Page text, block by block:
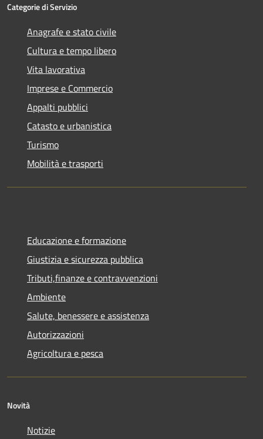
Categorie di Servizio
Anagrafe e stato civile
Cultura e tempo libero
Vita lavorativa
Imprese e Commercio
Appalti pubblici
Catasto e urbanistica
Turismo
Mobilità e trasporti
Educazione e formazione
Giustizia e sicurezza pubblica
Tributi,finanze e contravvenzioni
Ambiente
Salute, benessere e assistenza
Autorizzazioni
Agricoltura e pesca
Novità
Notizie